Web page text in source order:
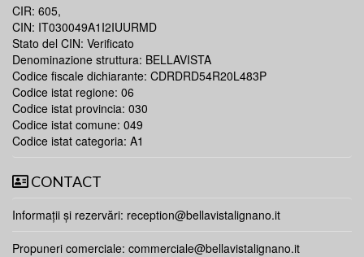
CIR: 605,
CIN: IT030049A1I2IUURMD
Stato del CIN: Verificato
Denominazione struttura: BELLAVISTA
Codice fiscale dichiarante: CDRDRD54R20L483P
Codice istat regione: 06
Codice istat provincia: 030
Codice istat comune: 049
Codice istat categoria: A1
CONTACT
Informații și rezervări: reception@bellavistalignano.it
Propuneri comerciale: commerciale@bellavistalignano.it